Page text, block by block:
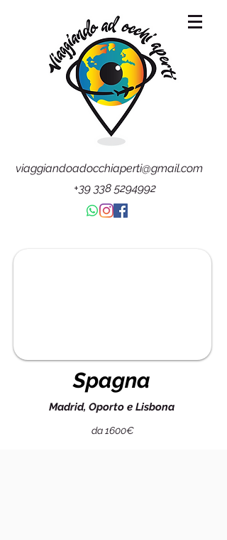
viaggiandoadocchiaperti@gmail.com
+39 338 5294992
Spagna
Madrid, Oporto e Lisbona
da 1600€